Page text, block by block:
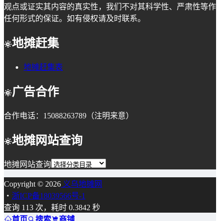
观点或证实其内容的真实性，我们不对其科学性、严肃性等作
任何形式的保证。如有侵权请及时联系。
地摊赶集
地摊赶集表
广告合作
合作电话：15088263789（注明来意）
地摊网站查询
地摊网站查询
Copyright © 2026 义乌地摊网
・ 浙ICP备18039566号-1
查询 113 次，耗时 0.3842 秒
首页
搜索 商铺